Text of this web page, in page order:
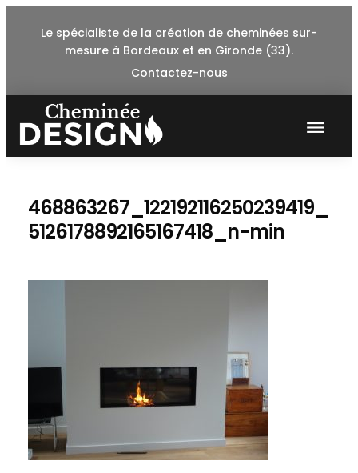
Le spécialiste de la création de cheminées sur-
mesure à Bordeaux et en Gironde (33).
Contactez-nous
468863267_122192116250239419_
5126178892165167418_n-min